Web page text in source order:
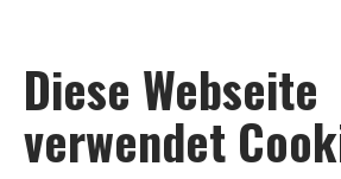
Diese Webseite
verwendet
Impressum
Datenschutz